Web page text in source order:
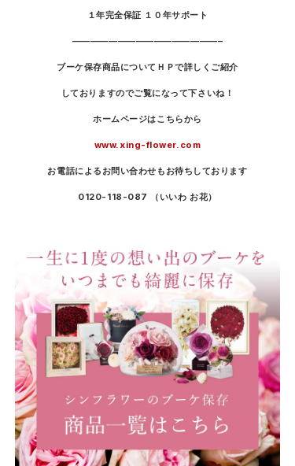
１年完全保証 １０年サポート
————————————————–
ブーケ保存商品についてＨＰで詳しくご紹介
しておりますのでご覧になって下さいね！
ホームページはこちらから
www.xing-flower.com
お電話によるお問い合わせもお待ちしております
0120-118-087 （いいわ お花）